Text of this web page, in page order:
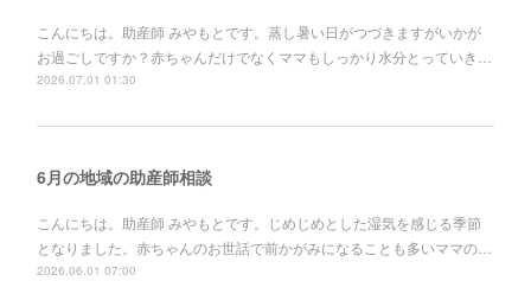
こんにちは。助産師 みやもとです。蒸し暑い日がつづきますがいかが
お過ごしですか？赤ちゃんだけでなくママもしっかり水分とっていき…
2026.07.01 01:30
6月の地域の助産師相談
こんにちは。助産師 みやもとです。じめじめとした湿気を感じる季節
となりました。赤ちゃんのお世話で前かがみになることも多いママの…
2026.06.01 07:00